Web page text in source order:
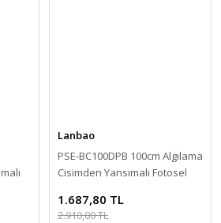
Lanbao
PSE-BC100DPB 100cm Algılama
Cisimden Yansımalı Fotosel
1.687,80 TL
2.910,00 TL